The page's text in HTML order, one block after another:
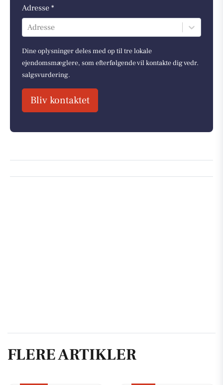
Adresse *
Adresse
Dine oplysninger deles med op til tre lokale
ejendomsmæglere, som efterfølgende vil kontakte dig vedr.
salgsvurdering.
Bliv kontaktet
FLERE ARTIKLER